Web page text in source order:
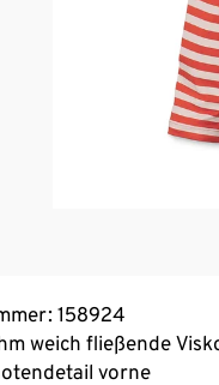
158924
weich fließende
vorne